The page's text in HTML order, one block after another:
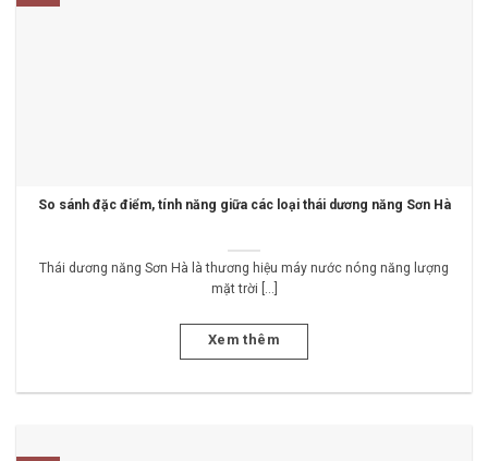
So sánh đặc điểm, tính năng giữa các loại thái dương năng Sơn Hà
Thái dương năng Sơn Hà là thương hiệu máy nước nóng năng lượng
mặt trời [...]
Xem thêm